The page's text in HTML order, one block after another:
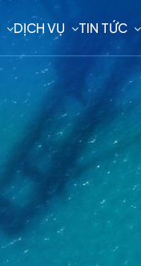
DỊCH VỤ TIN TỨC